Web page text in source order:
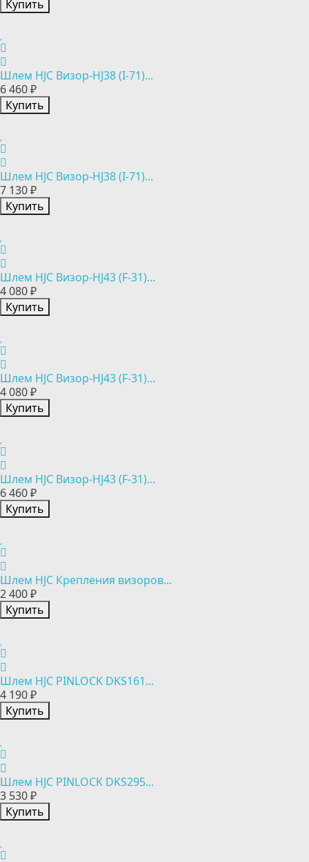
Купить
Шлем HJC Визор-HJ38 (I-71)...
6 460 ₽
Купить
Шлем HJC Визор-HJ38 (I-71)...
7 130 ₽
Купить
Шлем HJC Визор-HJ43 (F-31)...
4 080 ₽
Купить
Шлем HJC Визор-HJ43 (F-31)...
4 080 ₽
Купить
Шлем HJC Визор-HJ43 (F-31)...
6 460 ₽
Купить
Шлем HJC Крепления визоров...
2 400 ₽
Купить
Шлем HJC PINLOCK DKS161...
4 190 ₽
Купить
Шлем HJC PINLOCK DKS295...
3 530 ₽
Купить